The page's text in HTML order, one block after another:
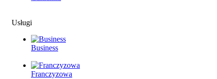
Usługi
Business
Franczyzowa